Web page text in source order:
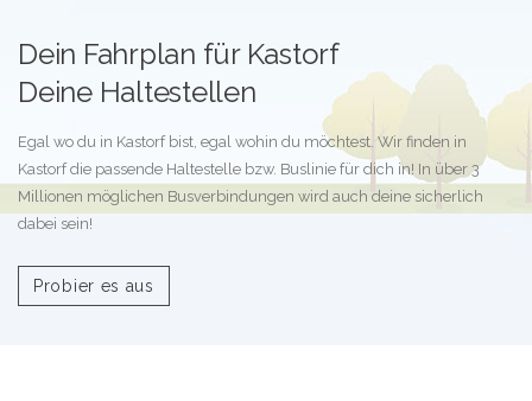
Dein Fahrplan für Kastorf
Deine Haltestellen
Egal wo du in Kastorf bist, egal wohin du möchtest. Wir finden in
Kastorf die passende Haltestelle bzw. Buslinie für dich in! In über 3
Millionen möglichen Busverbindungen wird auch deine sicherlich
dabei sein!
Probier es aus